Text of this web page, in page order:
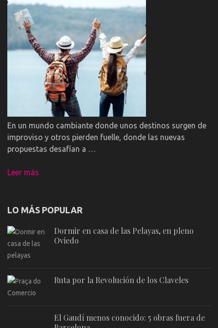
En un mundo cambiante donde unos destinos surgen de
improviso y otros pierden fuelle, donde las nuevas
propuestas desafían a …
Leer más
LO MÁS POPULAR
Dormir en casa de las Pelayas, en pleno
Oviedo
Ruta por la Revolución de los Claveles
El Gaudí menos conocido: 5 obras fuera de